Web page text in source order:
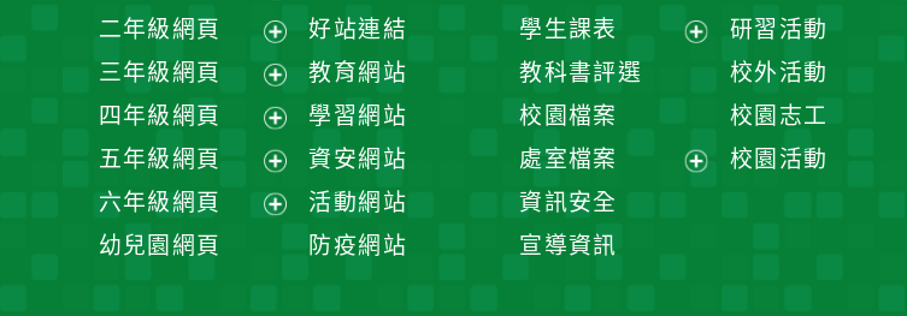
展
開
選
單
二年級網頁
展
開
選
單
三年級網頁
展
開
選
單
四年級網頁
展
開
選
五年級網頁
展
開
六年級網頁
幼兒園網頁
好站連結
教育網站
學習網站
資安網站
活動網站
防疫網站
學生課表
單
教科書評選
校園檔案
處室檔案
資訊安全
宣導資訊
研習活動
校外活動
校園志工
校園活動